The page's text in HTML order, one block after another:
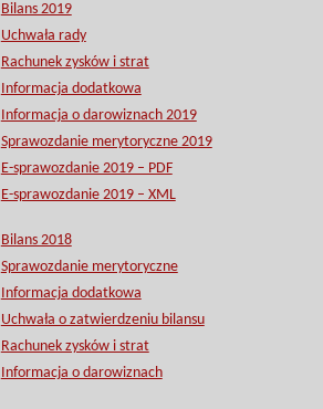
Bilans 2019
Uchwała rady
Rachunek zysków i strat
Informacja dodatkowa
Informacja o darowiznach 2019
Sprawozdanie merytoryczne 2019
E-sprawozdanie 2019 – PDF
E-sprawozdanie 2019 – XML
Bilans 2018
Sprawozdanie merytoryczne
Informacja dodatkowa
Uchwała o zatwierdzeniu bilansu
Rachunek zysków i strat
Informacja o darowiznach